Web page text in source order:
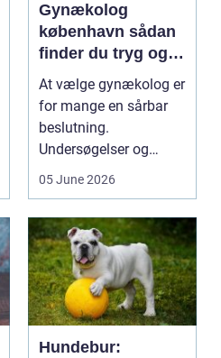
Gynækolog
københavn sådan
finder du tryg og
professionel hjælp
At vælge gynækolog er
for mange en sårbar
beslutning.
Undersøgelser og
behandlinger foregår i
05 June 2026
Hundebur: